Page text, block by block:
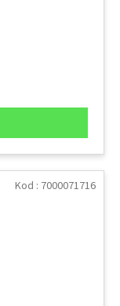
Kod : 7000071716